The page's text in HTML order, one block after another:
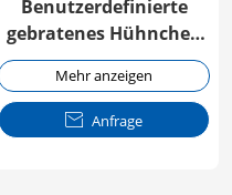
Benutzerdefinierte
gebratenes Hühnchen
Verpackungsbeutel mit
Reißverschluss
Mehr anzeigen
 Anfrage